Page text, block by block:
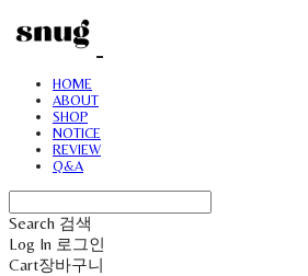
HOME
ABOUT
SHOP
NOTICE
REVIEW
Q&A
Search 검색
Log In 로그인
Cart장바구니